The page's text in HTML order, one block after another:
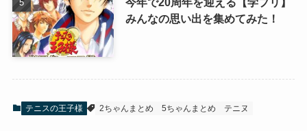
みんなの思い出を集めてみた！
テニスの王子様 2ちゃんまとめ 5ちゃんまとめ テニヌ